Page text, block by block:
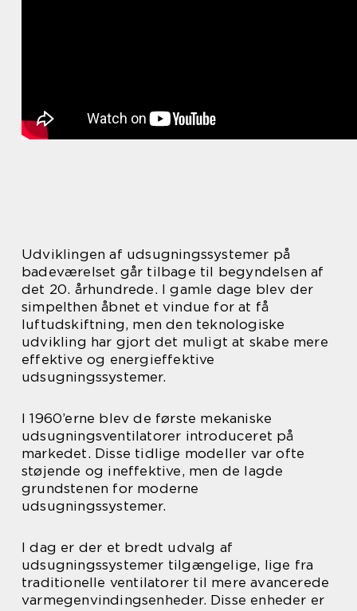
Udviklingen af udsugningssystemer på
badeværelset går tilbage til begyndelsen af
det 20. århundrede. I gamle dage blev der
simpelthen åbnet et vindue for at få
luftudskiftning, men den teknologiske
udvikling har gjort det muligt at skabe mere
effektive og energieffektive
udsugningssystemer.
I 1960’erne blev de første mekaniske
udsugningsventilatorer introduceret på
markedet. Disse tidlige modeller var ofte
støjende og ineffektive, men de lagde
grundstenen for moderne
udsugningssystemer.
I dag er der et bredt udvalg af
udsugningssystemer tilgængelige, lige fra
traditionelle ventilatorer til mere avancerede
varmegenvindingsenheder. Disse enheder er